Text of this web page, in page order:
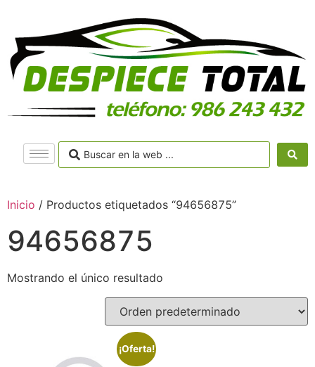
Inicio / Productos etiquetados “94656875”
94656875
Mostrando el único resultado
¡Oferta!